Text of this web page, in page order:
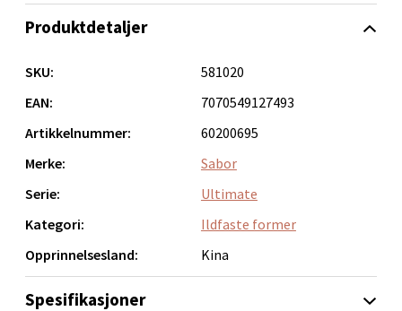
Mål:
Bredde: 23 cm
Bredde: 16,5 cm
Høyde: 5,5 cm
Produktdetaljer
SKU:
581020
EAN:
7070549127493
Artikkelnummer:
60200695
Merke:
Sabor
Serie:
Ultimate
Kategori:
Ildfaste former
Opprinnelsesland:
Kina
Spesifikasjoner
Åpent i dag 10-21
Jupiterveien 2, 4340 Bryne